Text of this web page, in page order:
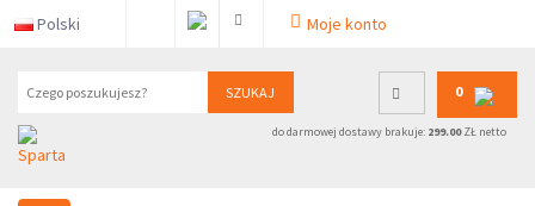
Polski Moje konto
SZUKAJ 0
do darmowej dostawy brakuje: 299.00ZŁ netto